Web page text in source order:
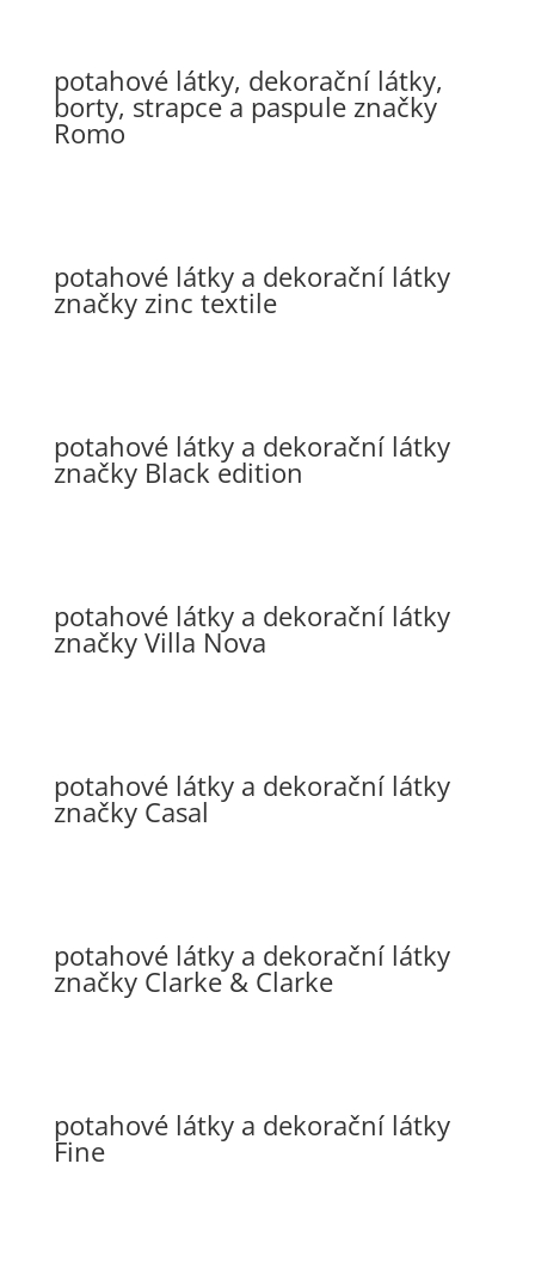
potahové látky, dekorační látky,
borty, strapce a paspule značky
Romo
potahové látky a dekorační látky
značky zinc textile
potahové látky a dekorační látky
značky Black edition
potahové látky a dekorační látky
značky Villa Nova
potahové látky a dekorační látky
značky Casal
potahové látky a dekorační látky
značky Clarke & Clarke
potahové látky a dekorační látky
Fine